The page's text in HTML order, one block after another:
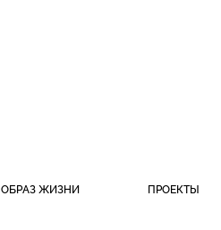
ОБРАЗ ЖИЗНИ ПРОЕКТЫ